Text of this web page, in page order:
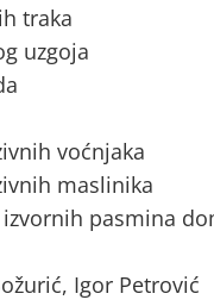
traka
uzgoja
voćnjaka
maslinika
pasmina
Igor Petrović